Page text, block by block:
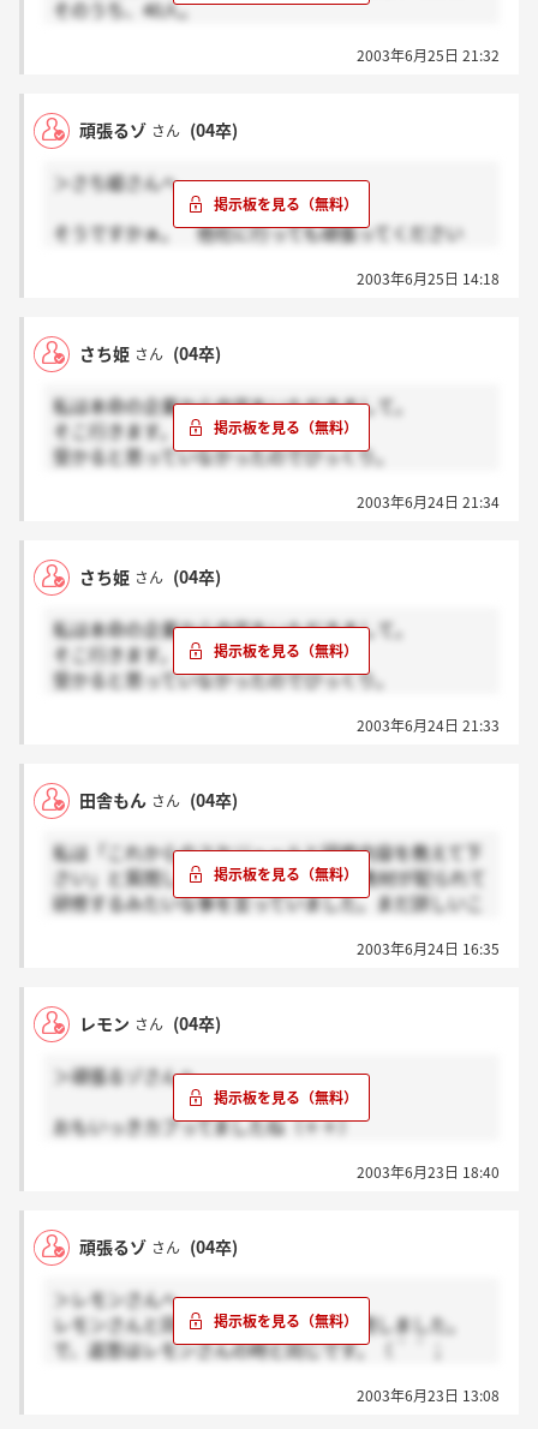
そのうち、40人。
それと、学内選考通った人たちは学内選考だからと
私の学校は学内選考通った人6人なんですけど、
6人全員が通るわけじゃないですよね？？
2003年6月25日 21:32
頑張るゾ さん (04卒)
＞さち姫さんへ
そうですかぁ。 他社に行っても頑張ってください
けますか？やはり、少しムッとします。私は、他銀
約書にサインしているなで、もう一度、オフィスに行
って、辞退のサインをすることになりますね。
（＾＾）
2003年6月25日 14:18
さち姫 さん (04卒)
私は本命の企業から内定をいただきまして。
そこ行きます。
受かると思っていなかったのでびっくり。
陽和は途中自体でいきないから、誓約書欠かされた
だから、皆さん怒るかもしれませんが、、
私は落ちるように、わざとしむけます・・・・
2003年6月24日 21:34
さち姫 さん (04卒)
私は本命の企業から内定をいただきまして。
そこ行きます。
受かると思っていなかったのでびっくり。
辞退できないから、、誓約書欠かされたし。。。
私は落ちるように、わざとしむけます・・・・
2003年6月24日 21:33
田舎もん さん (04卒)
私は「これからのスケジュールと研修内容を教えて下
さい」と質問したら、12月の下旬から教材が配られて
研修するみたいな事を言っていました。まだ詳しいこ
2003年6月24日 16:35
レモン さん (04卒)
＞頑張るゾさんへ
おもいっきカブってましたね（＋＋）
用は陽和でするんでしょうね…変に私達の時だけ陽和
頑張るゾさんは、紀陽で身おさめの意志ですか？
私は銀行で働きたい気持ちが強いのですが、なんか派
な…てところもあるんですよね（＞＜）
研修が終われば、そのまま銀行支店に配属してくれる
のかぁ？？…あ”－分からないことが多すぎだーーー
2003年6月23日 18:40
頑張るゾ さん (04卒)
＞レモンさんへ
レモンさんと同じ事を 思い切って質問しました。
で、返答はレモンさんの時と同じです。（＾＾；
私が考えるに、これから先、紀陽の店舗勤務の一般職
2003年6月23日 13:08